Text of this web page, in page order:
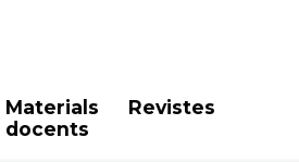
Materials
docents
Revistes